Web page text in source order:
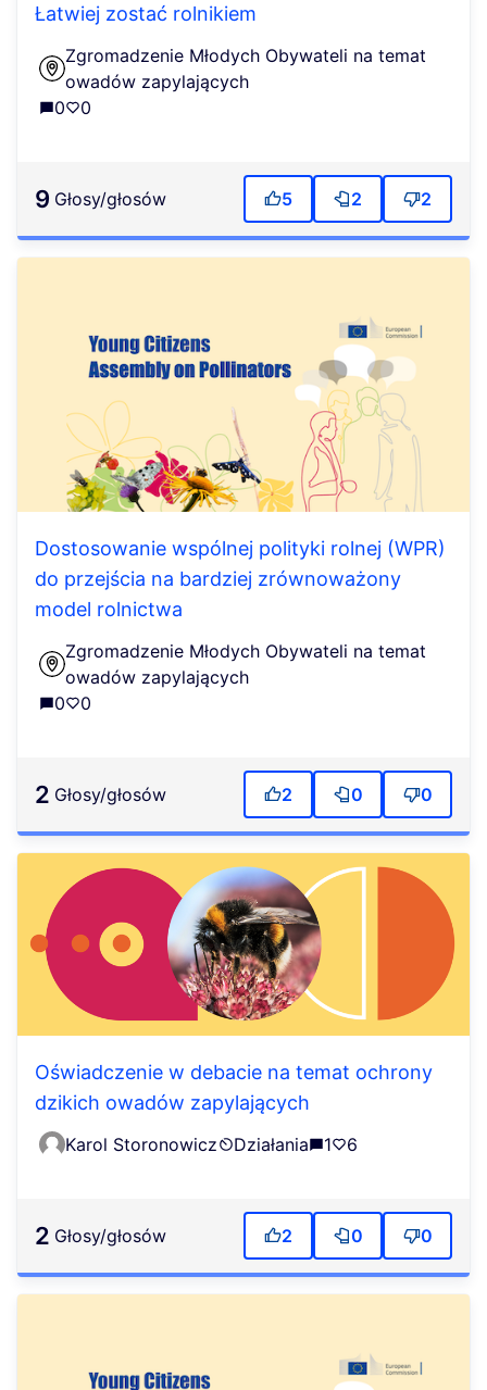
Łatwiej zostać rolnikiem
Zgromadzenie Młodych Obywateli na temat
owadów zapylających
0
0
9 głosy/głosów 5 2 2
Dostosowanie wspólnej polityki rolnej (WPR)
do przejścia na bardziej zrównoważony
model rolnictwa
Zgromadzenie Młodych Obywateli na temat
owadów zapylających
0
0
2 głosy/głosów 2 0 0
Oświadczenie w debacie na temat ochrony
dzikich owadów zapylających
Karol Storonowicz Działania 1 6
2 głosy/głosów 2 0 0